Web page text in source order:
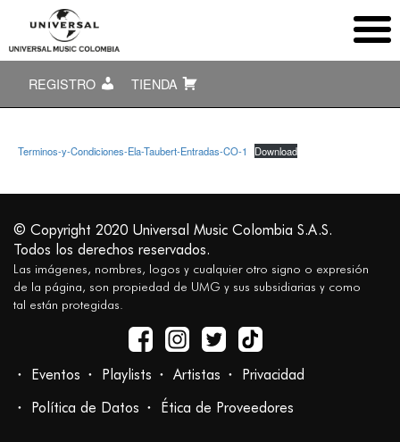
REGISTRO TIENDA
Terminos-y-Condiciones-Ela-Taubert-Entradas-CO-1 Download
© Copyright 2020 Universal Music Colombia S.A.S.
Todos los derechos reservados.
Las imágenes, nombres, logos y cualquier otro signo o expresión
de la página, son propiedad de UMG y sus subsidiarias y como
tal están protegidas.
Eventos Playlists Artistas
Privacidad
Política de Datos
Ética de Proveedores